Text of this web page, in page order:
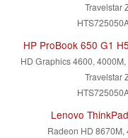
Travelstar
HP ProBook 650 G1
HD Graphics 4600, 4000M,
Travelstar
Lenovo
Radeon HD 8670M,